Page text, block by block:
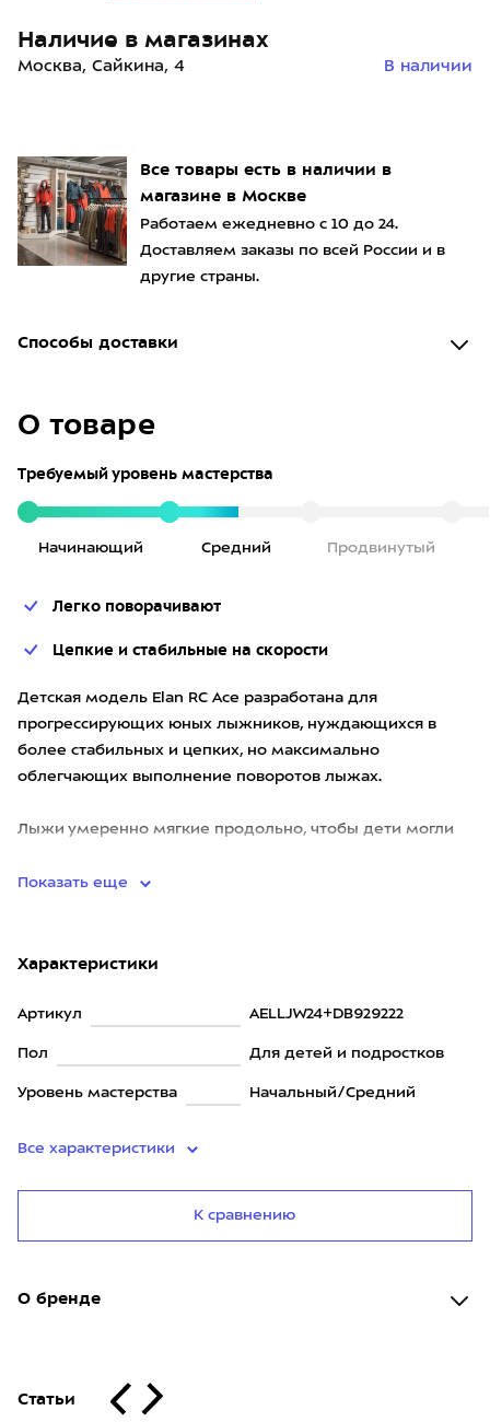
Все товары есть в наличии в
магазине в Москве
Работаем ежедневно с 10 до 24.
Доставляем заказы по всей России и в
другие страны.
Способы доставки
О товаре
Требуемый уровень мастерства
Начинающий Средний Продвинутый
Легко поворачивают
Цепкие и стабильные на скорости
Детская модель Elan RC Ace разработана для
прогрессирующих юных лыжников, нуждающихся в
более стабильных и цепких, но максимально
облегчающих выполнение поворотов лыжах.
Лыжи умеренно мягкие продольно, чтобы дети могли
Показать еще
Характеристики
Артикул AELLJW24+DB929222
Пол Для детей и подростков
Уровень мастерства Начальный/Средний
Все характеристики
К сравнению
О бренде
Статьи
Наличие в магазинах
Москва, Сайкина, 4 В наличии